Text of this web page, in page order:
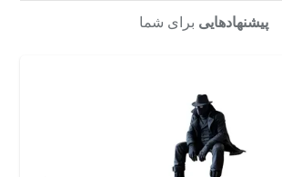
پیشنهادهایی برای شما